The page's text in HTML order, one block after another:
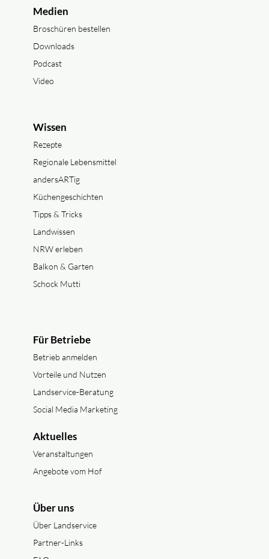
Medien
Broschüren bestellen
Downloads
Podcast
Video
Wissen
Rezepte
Regionale Lebensmittel
andersARTig
Küchengeschichten
Tipps & Tricks
Landwissen
NRW erleben
Balkon & Garten
Schock Mutti
Für Betriebe
Betrieb anmelden
Vorteile und Nutzen
Landservice-Beratung
Social Media Marketing
Aktuelles
Veranstaltungen
Angebote vom Hof
Über uns
Über Landservice
Partner-Links